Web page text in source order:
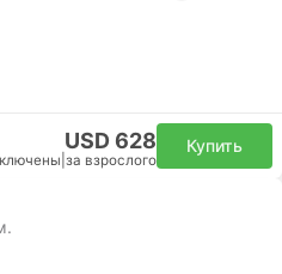
USD 628
за взрослого
Купить